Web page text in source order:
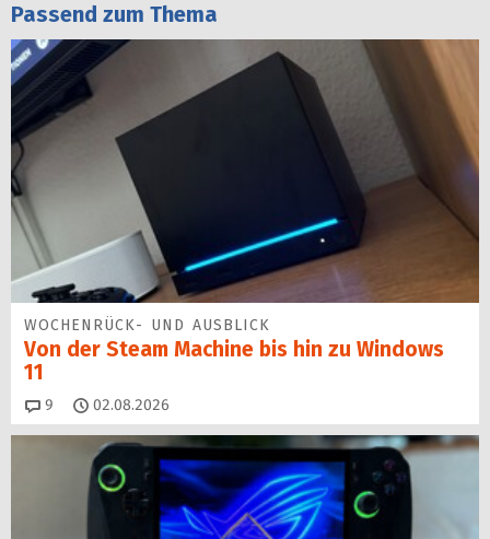
Passend zum Thema
WOCHENRÜCK- UND AUSBLICK
Von der Steam Machine bis hin zu Windows
11
9 Kommentare
02.08.2026